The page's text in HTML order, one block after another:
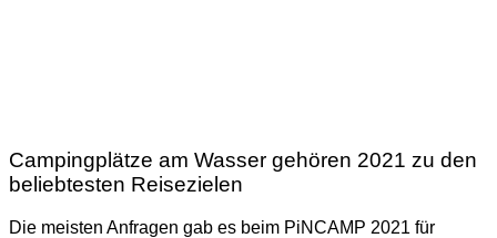
Campingplätze am Wasser gehören 2021 zu den
beliebtesten Reisezielen
Die meisten Anfragen gab es beim PiNCAMP 2021 für